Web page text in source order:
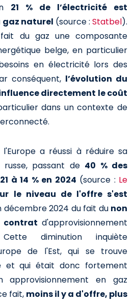
21 % de l’électricité est
naturel (source : Statbel).
du gaz une composante
belge, en particulier
en électricité lors des
conséquent, l’évolution du
directement le coût
dans un contexte de
l'Europe a réussi à réduire sa
passant de 40 % des
à 14 % en 2024 (source : Le
le niveau de l'offre s'est
2024 du fait du non
contrat d'approvisionnement
diminution inquiète
de l'Est, qui se trouve
et qui était donc fortement
approvisionnement en gaz
fait, moins il y a d'offre, plus